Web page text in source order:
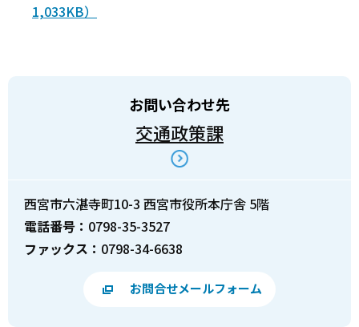
1,033KB）
お問い合わせ先
交通政策課
西宮市六湛寺町10-3 西宮市役所本庁舎 5階
電話番号： 0798-35-3527
ファックス： 0798-34-6638
お問合せメールフォーム